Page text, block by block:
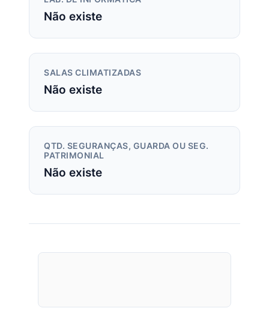
Não existe
SALAS CLIMATIZADAS
Não existe
QTD. SEGURANÇAS, GUARDA OU SEG.
PATRIMONIAL
Não existe